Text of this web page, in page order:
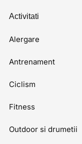
Activitati
Alergare
Antrenament
Ciclism
Fitness
Outdoor si drumetii